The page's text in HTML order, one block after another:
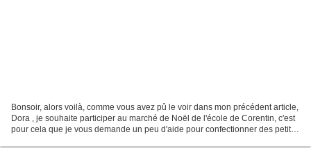
Bonsoir, alors voilà, comme vous avez pû le voir dans mon précédent article,
Dora , je souhaite participer au marché de Noël de l'école de Corentin, c'est
pour cela que je vous demande un peu d'aide pour confectionner des petites